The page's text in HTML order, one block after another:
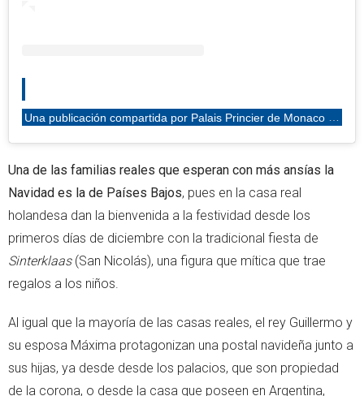
Una publicación compartida por Palais Princier de Monaco (@palaisprincierdemonaco)
Una de las familias reales que esperan con más ansías la
Navidad es la de Países Bajos, pues en la casa real
holandesa dan la bienvenida a la festividad desde los
primeros días de diciembre con la tradicional fiesta de
Sinterklaas(San Nicolás), una figura que mítica que trae
regalos a los niños.
Al igual que la mayoría de las casas reales, el rey Guillermo y
su esposa Máxima protagonizan una postal navideña junto a
sus hijas, ya desde desde los palacios, que son propiedad
de la corona, o desde la casa que poseen en Argentina,